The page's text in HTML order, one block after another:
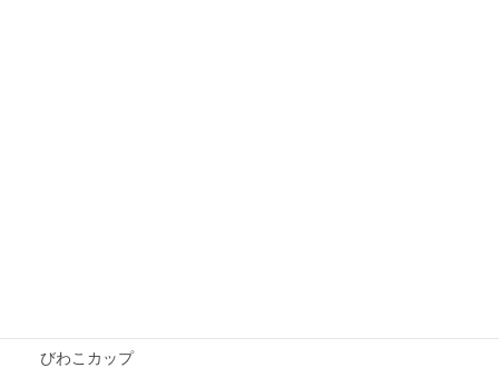
びわこカップ